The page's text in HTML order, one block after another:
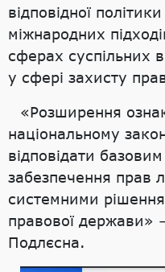
відповідної
міжнародних
сферах суспільних
у сфері захисту
«Розширення
національному
відповідати
забезпечення прав
системними
правової держави»
Подлєсна.